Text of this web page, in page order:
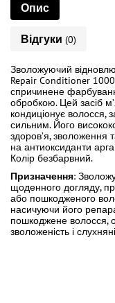
Опис
Відгуки (0)
Зволожуючий
Repair Conditioner
спричинене
обробкою. Цей засіб
кондиціонує
сильним. Його
здоров’я, зволоження
на антиоксиданти
Колір безбарвний.
Призначення:
щоденного догляду,
або пошкодженого
насичуючи його
пошкоджене волосся,
зволоженість і